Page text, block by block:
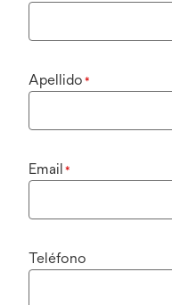
Apellido *
Email *
Teléfono